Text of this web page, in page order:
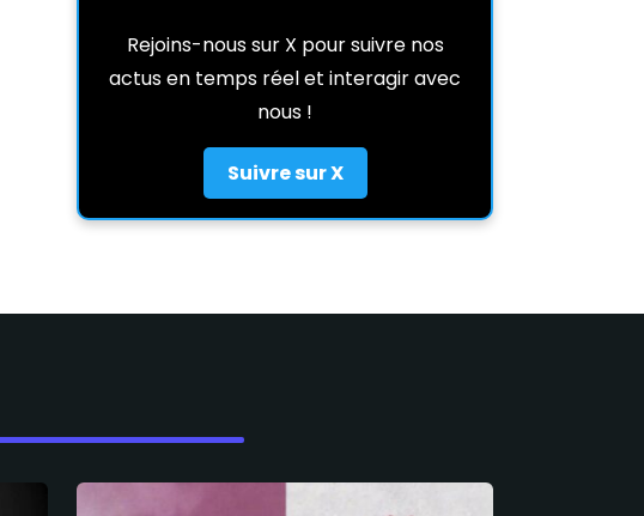
Rejoins-nous sur X pour suivre nos
actus en temps réel et interagir avec
nous !
Suivre sur X